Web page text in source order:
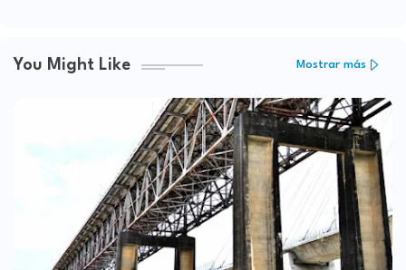
You Might Like Mostrar más